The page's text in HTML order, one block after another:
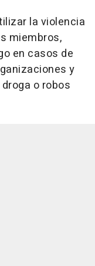
la violencia
miembros,
en casos de
y
o robos